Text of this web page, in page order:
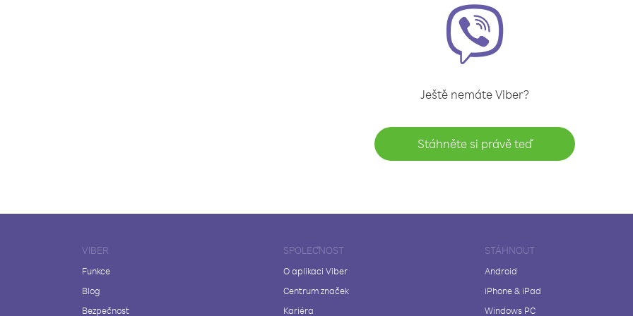
Ještě nemáte Viber?
Stáhněte si právě teď
VIBER
Funkce
Blog
Bezpečnost
SPOLEČNOST
O aplikaci Viber
Centrum značek
Kariéra
STÁHNOUT
Android
iPhone & iPad
Windows PC